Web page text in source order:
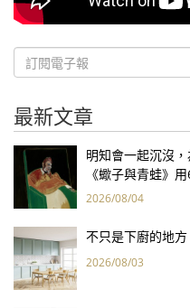
最新文章
明知會一起沉沒
《蠍子與青蛙》
2026/08/04
不只是下廚的地
2026/08/03